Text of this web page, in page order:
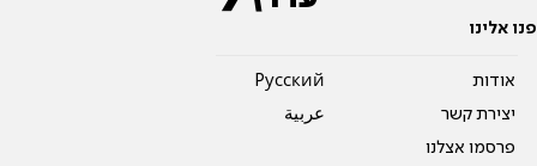
פנו אלינו
אודות
יצירת קשר
פרסמו אצלנו
Pусский
عربية